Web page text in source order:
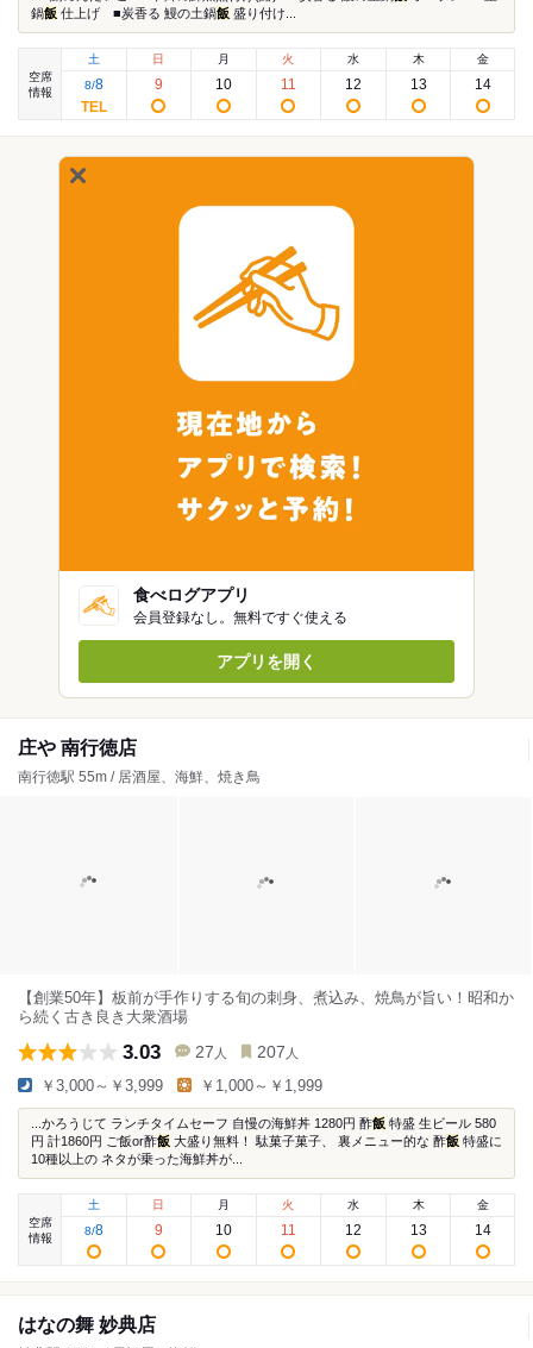
鍋飯 仕上げ ■炭香る 鰻の土鍋飯 盛り付け...
空席
情報
土
8/8
日
9
月
10
火
11
水
12
木
13
金
14
食べログアプリ
会員登録なし。無料ですぐ使える
アプリを開く
庄や 南行徳店
南行徳駅 55m / 居酒屋、海鮮、焼き鳥
【創業50年】板前が手作りする旬の刺身、煮込み、焼鳥が旨い！昭和か
ら続く古き良き大衆酒場
3.03 27 人 207 人
￥3,000～￥3,999 ￥1,000～￥1,999
...かろうじて ランチタイムセーフ 自慢の海鮮丼 1280円 酢飯 特盛 生ビール 580
円 計1860円 ご飯or酢飯 大盛り無料！ 駄菓子菓子、 裏メニュー的な 酢飯 特盛に
10種以上の ネタが乗った海鮮丼が...
空席
情報
土
8/8
日
9
月
10
火
11
水
12
木
13
金
14
はなの舞 妙典店